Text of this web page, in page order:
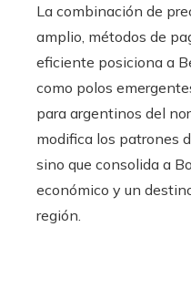
La combinación de
amplio, métodos de
eficiente posiciona a
como polos
para argentinos del
modifica los patrones
sino que consolida a
económico y un
región.